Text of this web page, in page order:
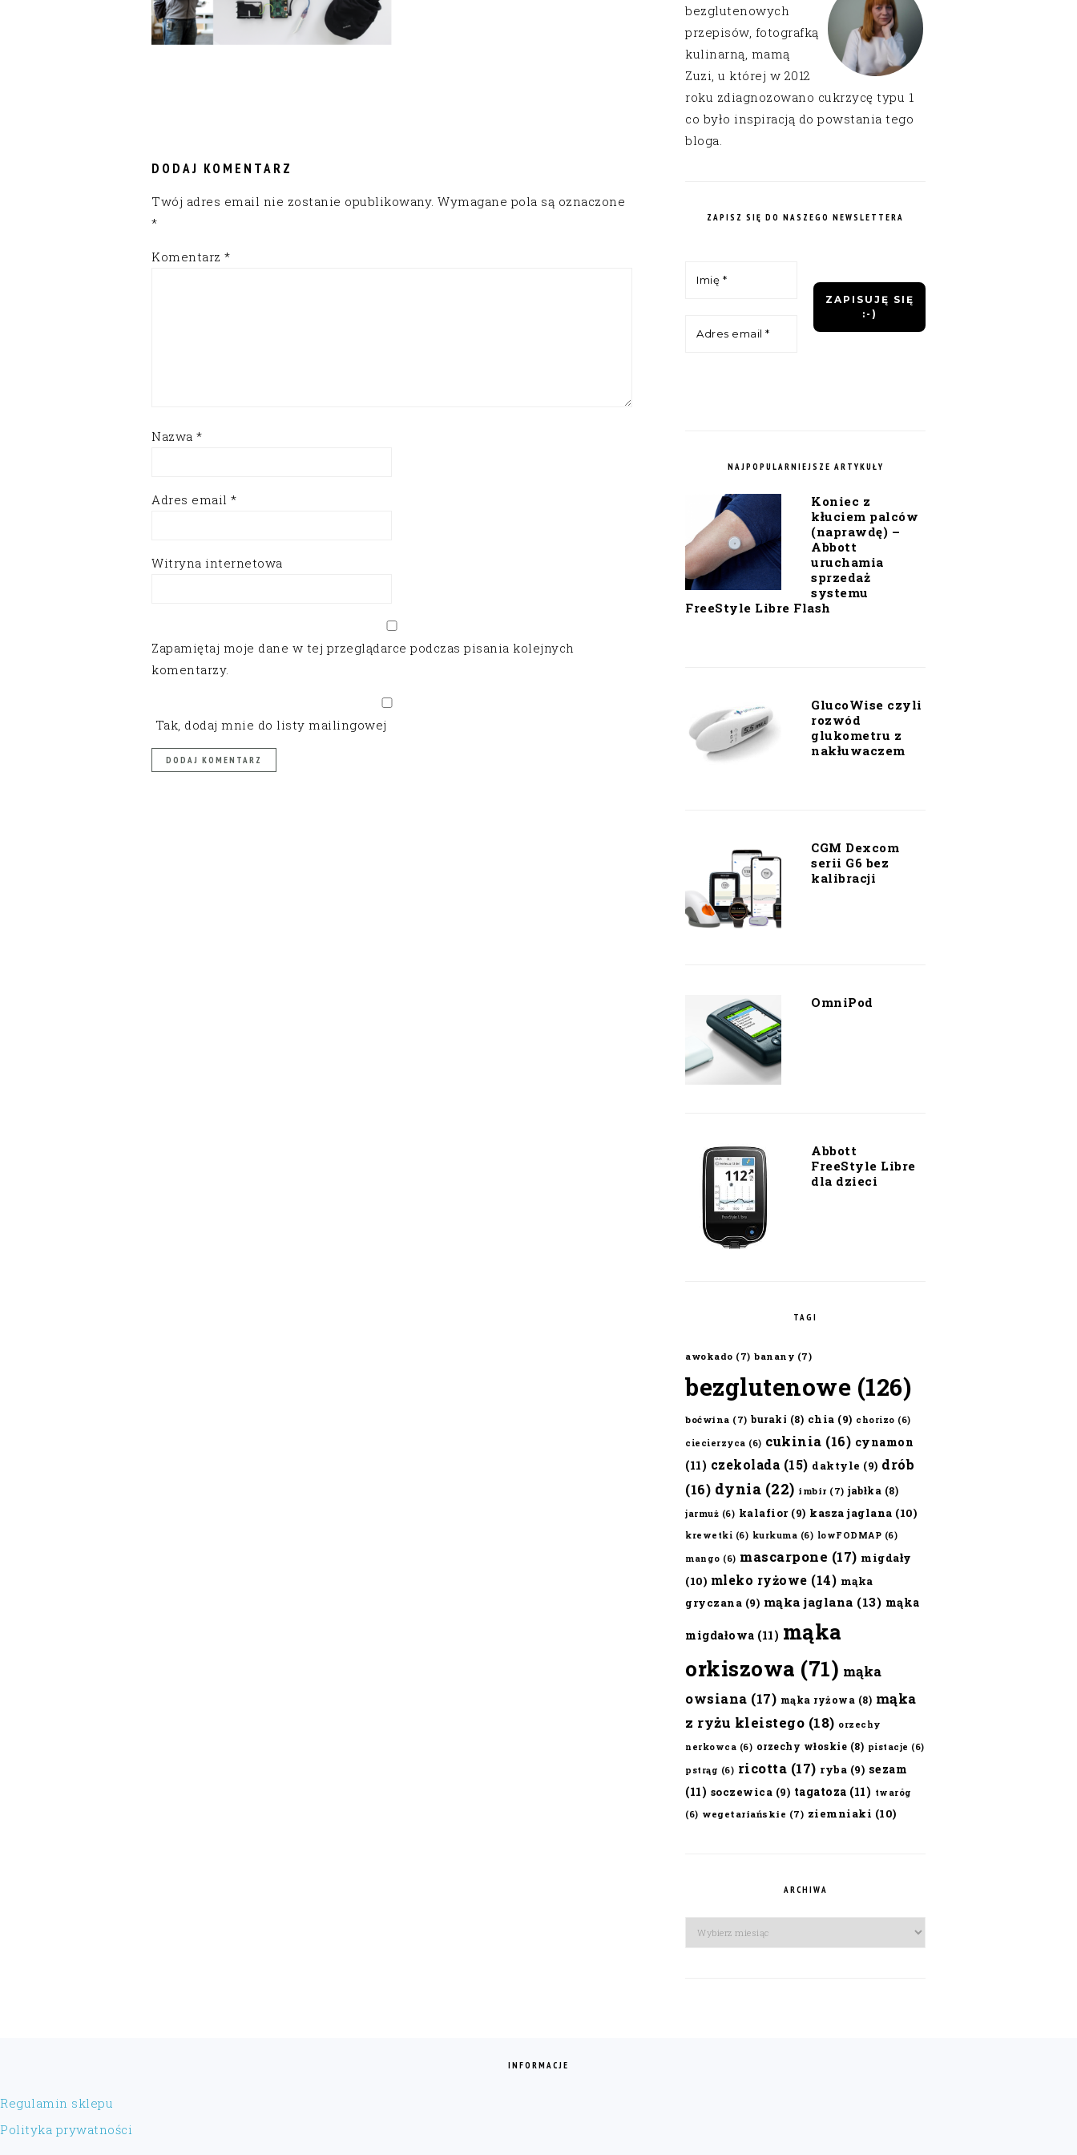
DODAJ KOMENTARZ
Twój adres email nie zostanie opublikowany. Wymagane pola są oznaczone
*
Komentarz *
Nazwa *
Adres email *
Witryna internetowa
Zapamiętaj moje dane w tej przeglądarce podczas pisania kolejnych
komentarzy.
Tak, dodaj mnie do listy mailingowej
bezglutenowych
przepisów, fotografką
kulinarną, mamą
Zuzi, u której w 2012
roku zdiagnozowano cukrzycę typu 1
co było inspiracją do powstania tego
bloga.
ZAPISZ SIĘ DO NASZEGO NEWSLETTERA
NAJPOPULARNIEJSZE ARTYKUŁY
Koniec z
kłuciem palców
(naprawdę) –
Abbott
uruchamia
sprzedaż
systemu
FreeStyle Libre Flash
GlucoWise czyli
rozwód
glukometru z
nakłuwaczem
CGM Dexcom
serii G6 bez
kalibracji
OmniPod
Abbott
FreeStyle Libre
dla dzieci
TAGI
awokado (7) banany (7)
bezglutenowe (126)
boćwina (7) buraki (8) chia (9) chorizo (6)
ciecierzyca (6) cukinia (16) cynamon
(11) czekolada (15) daktyle (9) drób
(16) dynia (22) imbir (7) jabłka (8)
jarmuż (6) kalafior(9) kasza jaglana (10)
krewetki (6) kurkuma (6) lowFODMAP (6)
mango (6) mascarpone (17) migdały
(10) mleko ryżowe (14) mąka
gryczana (9) mąka jaglana (13) mąka
migdałowa (11) mąka
orkiszowa (71) mąka
owsiana (17) mąka ryżowa (8) mąka
z ryżu kleistego (18) orzechy
nerkowca (6) orzechy włoskie (8) pistacje (6)
pstrąg (6) ricotta (17) ryba (9) sezam
(11) soczewica (9) tagatoza (11) twaróg
(6) wegetariańskie (7) ziemniaki (10)
ARCHIWA
Archiwa
INFORMACJE
Regulamin sklepu
Polityka prywatności